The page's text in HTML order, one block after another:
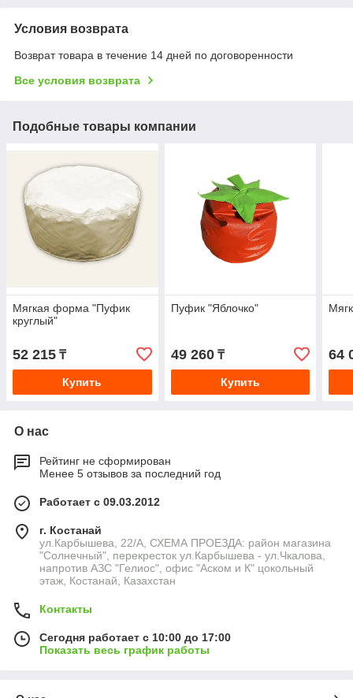
Условия возврата
Возврат товара в течение 14 дней по договоренности
Все условия возврата
Подобные товары компании
Мягкая форма "Пуфик
круглый"
52 215 ₸
Купить
Пуфик "Яблочко"
49 260₸
Купить
64
О нас
Рейтинг не сформирован
Менее 5 отзывов за последний год
Работает с 09.03.2012
г. Костанай
ул.Карбышева, 22/А, СХЕМА ПРОЕЗДА: район магазина
"Солнечный", перекресток ул.Карбышева - ул.Чкалова,
напротив АЗС "Гелиос", офис "Аском и К" цокольный
этаж, Костанай, Казахстан
Контакты
Сегодня работает с 10:00 до 17:00
Показать весь график работы